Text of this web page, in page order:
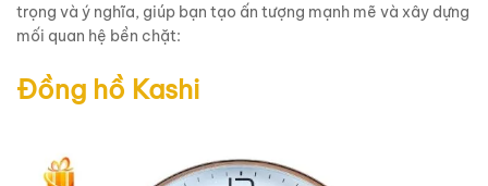
trọng và ý nghĩa, giúp bạn tạo ấn tượng mạnh mẽ và xây dựng
mối quan hệ bền chặt:
Đồng hồ Kashi